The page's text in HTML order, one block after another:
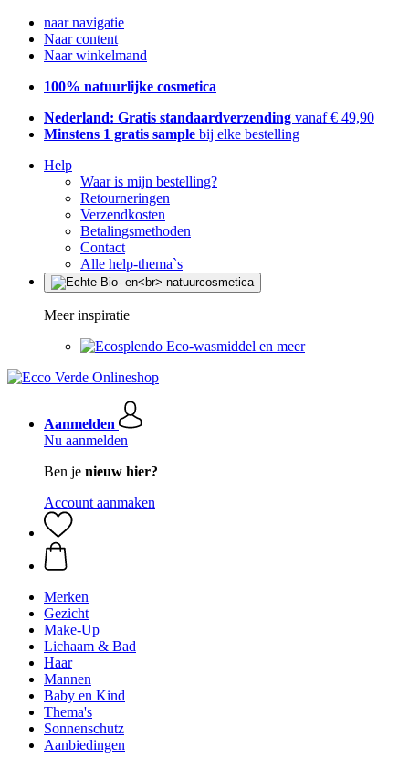
naar navigatie
Naar content
Naar winkelmand
100% natuurlijke cosmetica
Nederland: Gratis standaardverzending vanaf € 49,90
Minstens 1 gratis sample bij elke bestelling
Help
Waar is mijn bestelling?
Retourneringen
Verzendkosten
Betalingsmethoden
Contact
Alle help-thema`s
Meer inspiratie
Eco-wasmiddel en meer
Aanmelden
Nu aanmelden
Ben je nieuw hier?
Account aanmaken
Merken
Gezicht
Make-Up
Lichaam & Bad
Haar
Mannen
Baby en Kind
Thema's
Sonnenschutz
Aanbiedingen